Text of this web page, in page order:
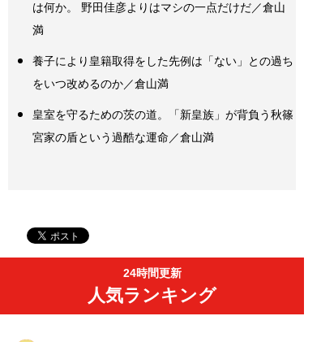
は何か。 野田佳彦よりはマシの一点だけだ／倉山
満
養子により皇籍取得をした先例は「ない」との過ち
をいつ改めるのか／倉山満
皇室を守るための茨の道。「新皇族」が背負う秋篠
宮家の盾という過酷な運命／倉山満
24時間更新
人気ランキング